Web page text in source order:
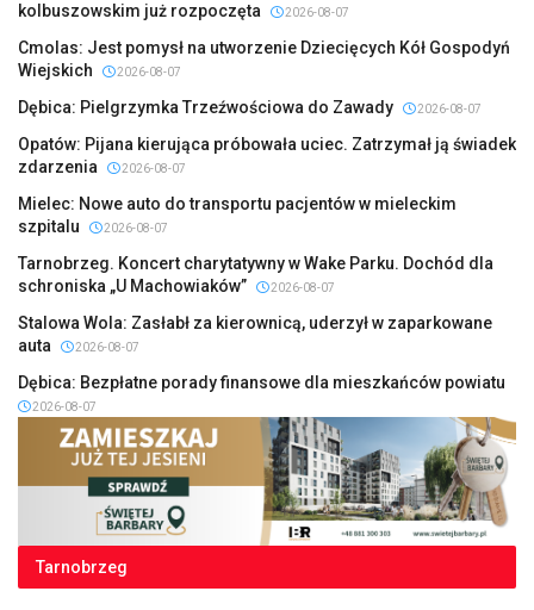
kolbuszowskim już rozpoczęta
2026-08-07
Cmolas: Jest pomysł na utworzenie Dziecięcych Kół Gospodyń
Wiejskich
2026-08-07
Dębica: Pielgrzymka Trzeźwościowa do Zawady 2026-08-07
Opatów: Pijana kierująca próbowała uciec. Zatrzymał ją świadek
zdarzenia
2026-08-07
Mielec: Nowe auto do transportu pacjentów w mieleckim
szpitalu
2026-08-07
Tarnobrzeg. Koncert charytatywny w Wake Parku. Dochód dla
schroniska „U Machowiaków”
2026-08-07
Stalowa Wola: Zasłabł za kierownicą, uderzył w zaparkowane
auta
2026-08-07
Dębica: Bezpłatne porady finansowe dla mieszkańców powiatu
2026-08-07
Tarnobrzeg